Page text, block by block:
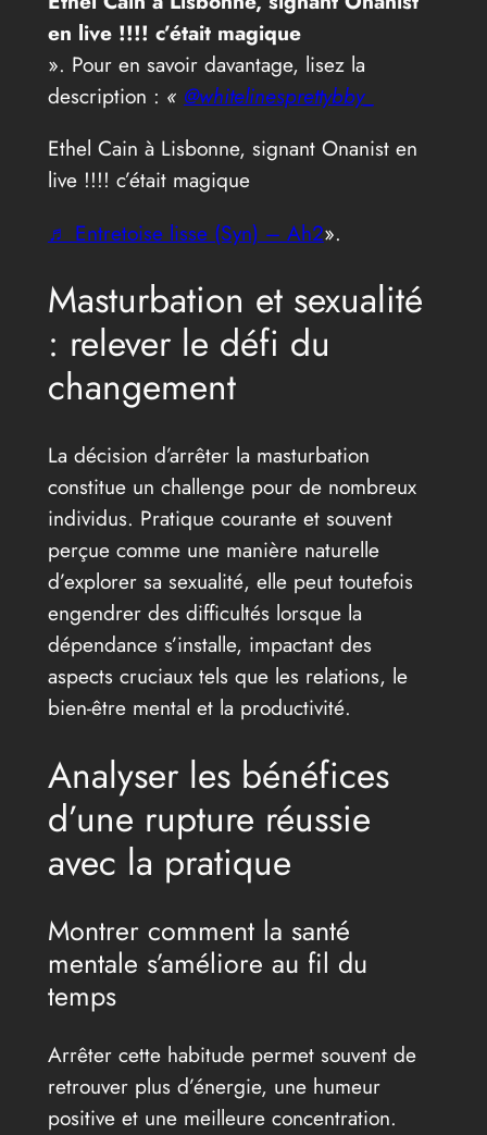
en live !!!! c’était magique
». Pour en savoir davantage, lisez la
description : « @whitelinesprettybby_
Ethel Cain à Lisbonne, signant Onanist en
live !!!! c’était magique
♬ Entretoise lisse (Syn) – Ah2».
Masturbation et sexualité
: relever le défi du
changement
La décision d’arrêter la masturbation
constitue un challenge pour de nombreux
individus. Pratique courante et souvent
perçue comme une manière naturelle
d’explorer sa sexualité, elle peut toutefois
engendrer des difficultés lorsque la
dépendance s’installe, impactant des
aspects cruciaux tels que les relations, le
bien-être mental et la productivité.
Analyser les bénéfices
d’une rupture réussie
avec la pratique
Montrer comment la santé
mentale s’améliore au fil du
temps
Arrêter cette habitude permet souvent de
retrouver plus d’énergie, une humeur
positive et une meilleure concentration.